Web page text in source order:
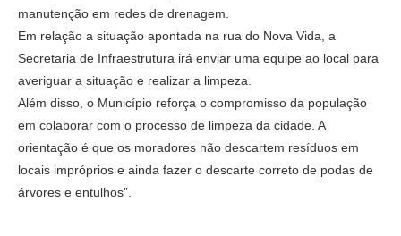
manutenção em redes de drenagem.
Em relação a situação apontada na rua do Nova Vida, a
Secretaria de Infraestrutura irá enviar uma equipe ao local para
averiguar a situação e realizar a limpeza.
Além disso, o Município reforça o compromisso da população
em colaborar com o processo de limpeza da cidade. A
orientação é que os moradores não descartem resíduos em
locais impróprios e ainda fazer o descarte correto de podas de
árvores e entulhos”.